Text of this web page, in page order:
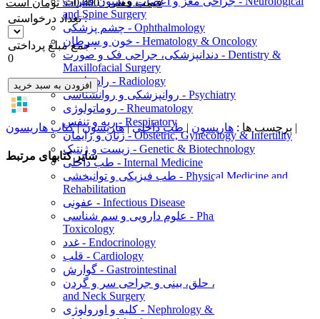
and Spine Surgery
چشم پزشکی - Ophthalmology
خون و سرطان - Hematology & Oncology
دندانپزشکی، جراحی فک و صورت - Dentistry &
Maxillofacial Surgery
رادیولوژی - Radiology
روانپزشکی و روانشناسی - Psychiatry
روماتولوژی - Rheumatology
ریه و تنفس - Respiratory
زنان و زایمان - Obstetric, Gynecology & Infertility
زیست و ژنتیک - Genetic & Biotechnology
طب داخلی - Internal Medicine
طب فیزیکی و توانبخشی - Physical Medicine and
Rehabilitation
عفونی - Infectious Disease
علوم دارویی و سم شناسی - Pharmacology &
Toxicology
غدد - Endocrinology
قلب - Cardiology
گوارش - Gastrointestinal
گوش، حلق، بینی و جراحی سر و گردن - ENT & Head
and Neck Surgery
کلیه و اورولوژی - Nephrology & Urology
قیمت فعلی : 550,000 تومان است
تعداد درخواستی :
جمع مبلغ پرداختی :
0
افزودن به سبد خرید
برچسب ها : هاریسون | طب داخلی|هاریسون|کتاب هاریسون |
سایر کتابهای مرتبط